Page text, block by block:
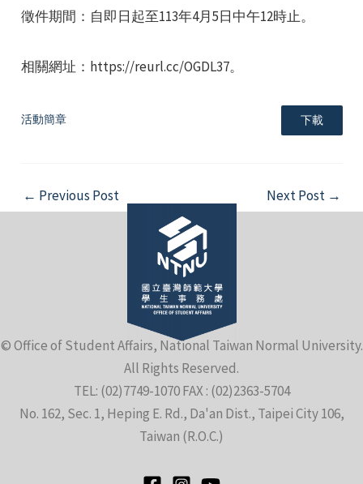
徵件期間：自即日起至113年4月5日中午12時止。
相關網址：https://reurl.cc/OGDL37。
活動簡章 下載
Post
navigation
← Previous Post Next Post →
© Office of Student Affairs, National Taiwan Normal University.
All Rights Reserved.
TEL: (02)7749-1070 FAX : (02)2363-5704
No. 162, Sec. 1, Heping E. Rd., Da'an Dist., Taipei City 106,
Taiwan (R.O.C.)